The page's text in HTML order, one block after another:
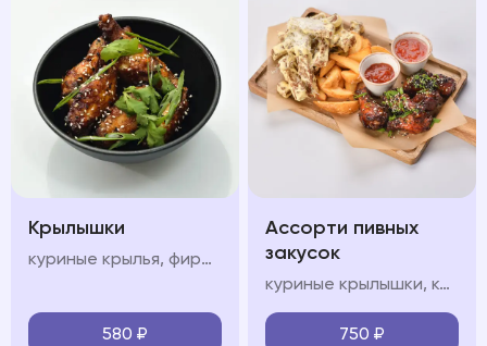
Крылышки
куриные крылья, фирменный соус, кинза
580 ₽
Ассорти пивных
закусок
куриные крылышки, картофель спайс, чесночные гренки, кетчуп, соус сладкий чили
750 ₽